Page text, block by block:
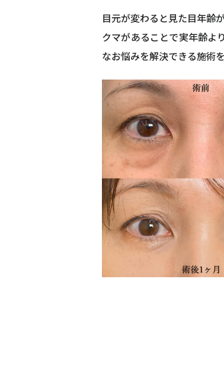
目元が変わると見た目年齢
クマがあることで実年齢よ
なお悩みを解決できる施術